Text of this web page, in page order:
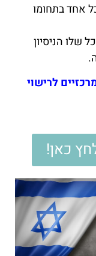
אחד בתחומו
שלו הניסיון
לרישוי
כאן!